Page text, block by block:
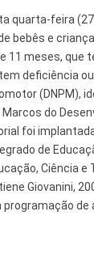
Social
quarta-feira
bebês e
11 meses, que
deficiência
(DNPM),
do
foi
de
Ciência e
Giovanini,
de